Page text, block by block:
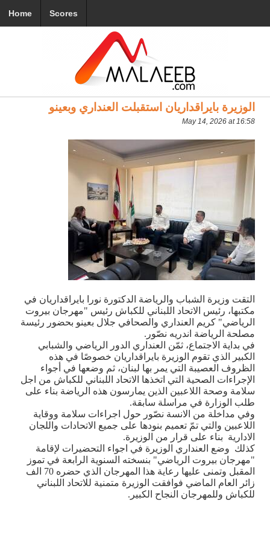
Home Scores
الوزيرة بايراقداريان استقبلت العنداري وبعينو
May 14, 2026 at 16:58
التقت وزيرة الشباب والرياضة الدكتورة نورا بايراقداريان في
مكتبها، رئيس الاتحاد اللبناني للكباش رئيس "مهرجان بيروت
الرياضي" كريم العنداري والصحافي جلال بعينو بحضور رئيسة
مصلحة الرياضة اندريه نصّور .
في بداية الاجتماع، ثمّن العنداري الدور الرياضي والشبابي
الكبير الذي تقوم الوزيرة بايراقداريان خصوصًا في هذه
الظروف العصيبة التي يمر بها لبنان، ثم وضعها في أجواء
الإجراءات الصحية التي اتخذها الاتحاد اللبناني للكباش من اجل
سلامة وصحة اللاعبين الذين يمارسون هذه الرياضة بناء على
طلب الوزارة في مراسلة سابقة.
وفي مداخلة من الانسة نصّور حول اجراءات سلامة ووقاية
اللاعبين والتي تمّ تعميم بنودها على جميع الاتحادات واللجان
الادارية بناء على قرار من الوزيرة.
كذلك وضع العنداري الوزيرة في اجواء التحضيرات لإقامة
"مهرجان بيروت الرياضي" بنسخته السنوية الرابعة في تموز
المقبل وتمنى عليها رعاية هذا المهرجان الذي حضره 70 الف
زائر العام الماضي فوافقت الوزيرة متمنية للاتحاد اللبناني
للكباش وللمهرجان النجاح الكبير.